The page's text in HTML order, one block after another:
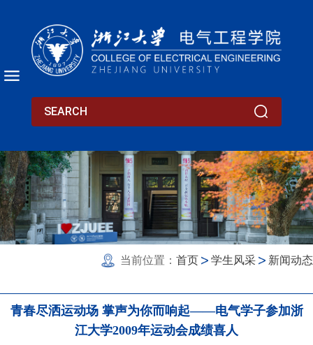
当前位置： 首页 学生风采 新闻动态
青春尽洒运动场 掌声为你而响起——电气学子参加浙
江大学2009年运动会成绩喜人